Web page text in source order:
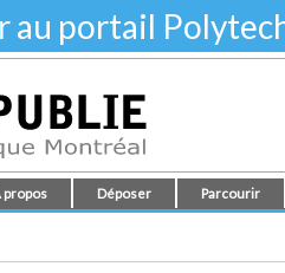
au portail
propos Déposer Parcourir